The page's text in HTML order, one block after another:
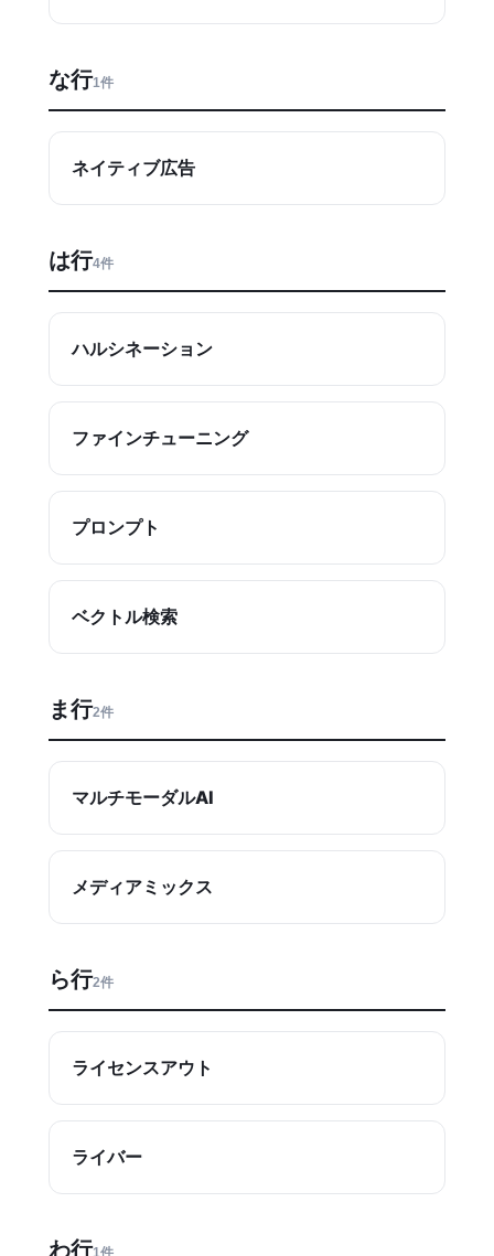
な行1件
ネイティブ広告
は行4件
ハルシネーション
ファインチューニング
プロンプト
ベクトル検索
ま行2件
マルチモーダルAI
メディアミックス
ら行2件
ライセンスアウト
ライバー
わ行1件